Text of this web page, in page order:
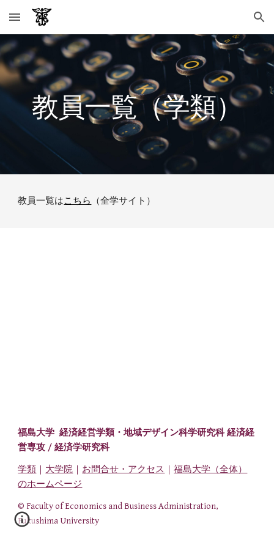
Skip to main content Skip to navigation
教員一覧（学類）
教員一覧はこちら （全学サイト）
福島大学 経済経営学類・地域デザイン科学研究科 経済経
営専攻 / 経済学研究科
学類 大学院 お問合せ・アクセス ｜福島大学（全体）
のホームページ
© Faculty of Economics and Business Administration,
Fukushima University